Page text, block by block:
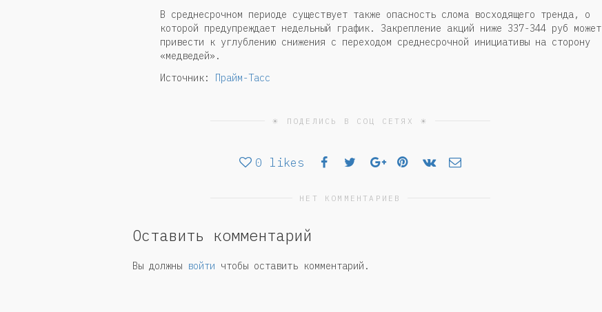
В среднесрочном периоде существует также опасность слома восходящего тренда, о
которой предупреждает недельный график. Закрепление акций ниже 337-344 руб может
привести к углублению снижения с переходом среднесрочной инициативы на сторону
«медведей».
Источник: Прайм-Тасс
☀ ПОДЕЛИСЬ В СОЦ СЕТЯХ ☀
0 likes
НЕТ КОММЕНТАРИЕВ
Оставить комментарий
Вы должны войти чтобы оставить комментарий.